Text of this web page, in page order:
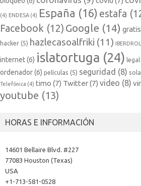
(4) ENDESA (4) España (16) estafa
Facebook (12) Google (14) gratis
hacker (5) hazlecasoalfriki (11)
internet(6) islatortuga (24) legal
ordenador(6) películas (5) seguridad (8)
Telefónica (4) timo (7) Twitter(7) video (8)
youtube (13)
HORAS E INFORMACIÓN
14601 Bellaire Blvd. #227
77083 Houston (Texas)
USA
+1-713-581-0528